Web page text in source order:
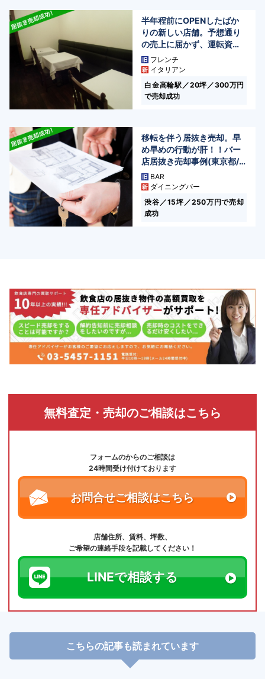
半年程前にOPENしたばか
りの新しい店舗。予想通り
の売上に届かず、運転資金
が枯渇したため、やむなく
閉店。一刻も早く売却して
次の仕事に集中したい。(東
京都/港区高輪)
フレンチ
イタリアン
白金高輪駅／20坪／300万円
で売却成功
移転を伴う居抜き売却。早
め早めの行動が肝！！バー
店居抜き売却事例(東京都/
渋谷区渋谷)
BAR
ダイニングバー
渋谷／15坪／250万円で売却
成功
無料査定・売却のご相談はこちら
フォームのからのご相談は
24時間受け付けております
お問合せご相談はこちら
店舗住所、賃料、坪数、
ご希望の連絡手段を記載してください！
LINEで相談する
こちらの記事も読まれています